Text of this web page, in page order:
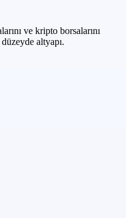
ve kripto borsalarını
altyapı.